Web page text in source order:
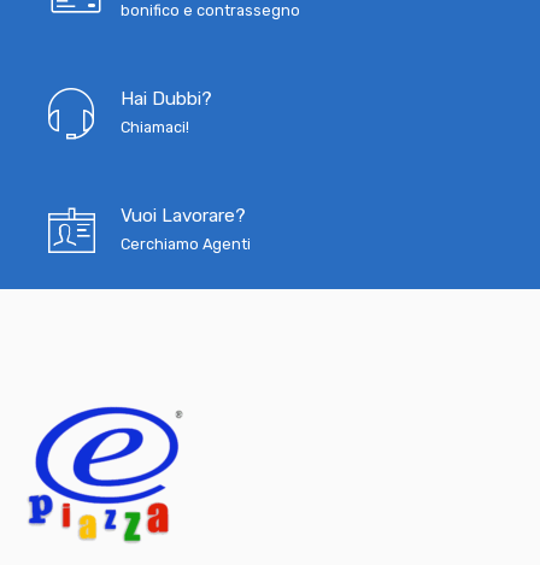
bonifico e contrassegno
Hai Dubbi?
Chiamaci!
Vuoi Lavorare?
Cerchiamo Agenti